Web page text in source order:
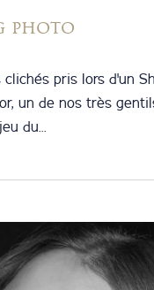
photo
clichés pris lors d'un
un de nos très
du...